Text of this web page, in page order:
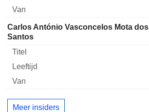
Carlos António Vasconcelos Mota dos
Santos
Meer insiders